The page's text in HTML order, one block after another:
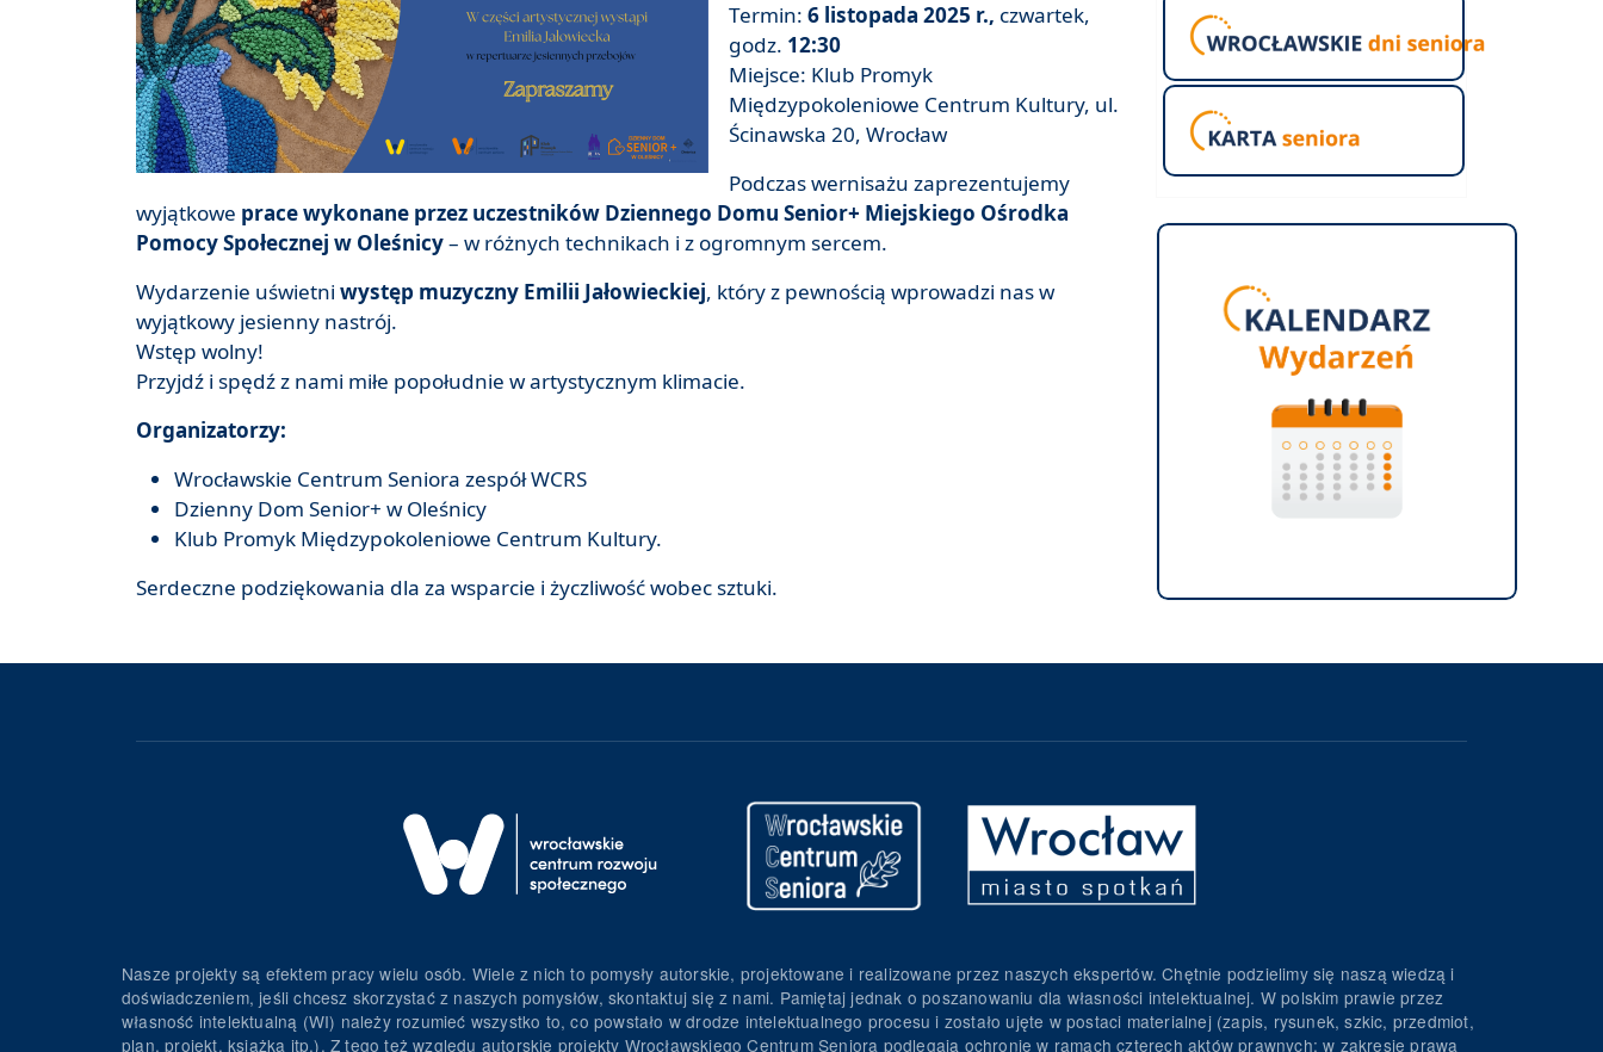
Termin:6 listopada 2025 r., czwartek,
godz. 12:30
Miejsce: Klub Promyk
Międzypokoleniowe Centrum Kultury, ul.
Ścinawska 20, Wrocław
Podczas wernisażu zaprezentujemy
wyjątkowe prace wykonane przez uczestników Dziennego Domu Senior+ Miejskiego Ośrodka
Pomocy Społecznej w Oleśnicy– w różnych technikach i z ogromnym sercem.
Wydarzenie uświetni występ muzyczny Emilii Jałowieckiej, który z pewnością wprowadzi nas w
wyjątkowy jesienny nastrój.
Wstęp wolny!
Przyjdź i spędź z nami miłe popołudnie w artystycznym klimacie.
Organizatorzy:
Wrocławskie Centrum Seniora zespół WCRS
Dzienny Dom Senior+ w Oleśnicy
Klub Promyk Międzypokoleniowe Centrum Kultury.
Serdeczne podziękowania dla za wsparcie i życzliwość wobec sztuki.
Nasze projekty są efektem pracy wielu osób. Wiele z nich to pomysły autorskie, projektowane i realizowane przez naszych ekspertów. Chętnie podzielimy się naszą wiedzą i
doświadczeniem, jeśli chcesz skorzystać z naszych pomysłów, skontaktuj się z nami. Pamiętaj jednak o poszanowaniu dla własności intelektualnej. W polskim prawie przez
własność intelektualną (WI) należy rozumieć wszystko to, co powstało w drodze intelektualnego procesu i zostało ujęte w postaci materialnej (zapis, rysunek, szkic, przedmiot,
plan, projekt, książka itp.). Z tego też względu autorskie projekty Wrocławskiego Centrum Seniora podlegają ochronie w ramach czterech aktów prawnych: w zakresie prawa